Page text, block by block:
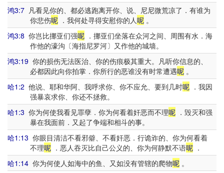
鸿3:7 凡看见你的、都必逃跑离开你、说、尼尼微荒凉了．有谁为
你悲伤呢．我何处寻得安慰你的人呢。
鸿3:8 你岂比挪亚们强呢 ．挪亚们坐落在众河之间、周围有水．海
作他的濠沟〔海指尼罗河〕又作他的城墙。
鸿3:19 你的损伤无法医治、你的伤痕极其重大。凡听你信息的、
必都因此向你拍掌．你所行的恶谁没有时常遭遇呢。
哈1:2 他说、耶和华阿、我呼求你、你不应允、要到几时呢 ．我因
强暴哀求你、你还不拯救。
哈1:3 你为何使我看见罪孽．你为何看着奸恶而不理呢 ．毁灭和强
暴在我面前．又起了争端和相斗的事。
哈1:13 你眼目清洁不看邪僻、不看奸恶．行诡诈的、你为何看着
不理呢．恶人吞灭比自己公义的、你为何静默不语呢．
哈1:14 你为何使人如海中的鱼、又如没有管辖的爬物呢 。